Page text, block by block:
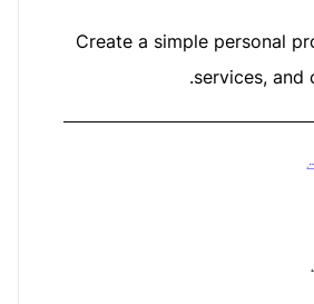
Create a simple personal
services, and